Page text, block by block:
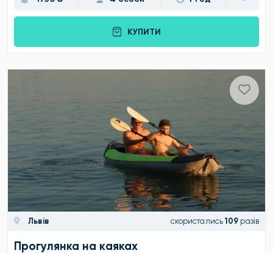
КУПИТИ
Львів скористались 109 разів
Прогулянка на каяках